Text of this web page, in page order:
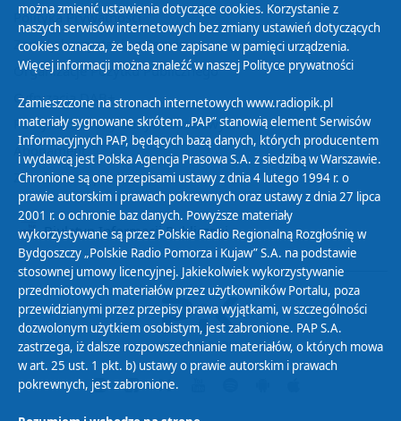
Polityka Prywatności
Zasady korzystania z Serwisu
Organizacje Pożytku Publicznego
Cyfryzacja DAB+
Polityka ochrony danych osobowych
Abonament
Zamówienia publiczne
Biuletyn Informacji Publicznej
można zmienić ustawienia dotyczące cookies. Korzystanie z
naszych serwisów internetowych bez zmiany ustawień dotyczących
cookies oznacza, że będą one zapisane w pamięci urządzenia.
Więcej informacji można znaleźć w naszej Polityce prywatności
Zamieszczone na stronach internetowych www.radiopik.pl
materiały sygnowane skrótem „PAP” stanowią element Serwisów
Informacyjnych PAP, będących bazą danych, których producentem
i wydawcą jest Polska Agencja Prasowa S.A. z siedzibą w Warszawie.
Chronione są one przepisami ustawy z dnia 4 lutego 1994 r. o
prawie autorskim i prawach pokrewnych oraz ustawy z dnia 27 lipca
2001 r. o ochronie baz danych. Powyższe materiały
wykorzystywane są przez Polskie Radio Regionalną Rozgłośnię w
Bydgoszczy „Polskie Radio Pomorza i Kujaw” S.A. na podstawie
stosownej umowy licencyjnej. Jakiekolwiek wykorzystywanie
przedmiotowych materiałów przez użytkowników Portalu, poza
przewidzianymi przez przepisy prawa wyjątkami, w szczególności
dozwolonym użytkiem osobistym, jest zabronione. PAP S.A.
zastrzega, iż dalsze rozpowszechnianie materiałów, o których mowa
w art. 25 ust. 1 pkt. b) ustawy o prawie autorskim i prawach
pokrewnych, jest zabronione.